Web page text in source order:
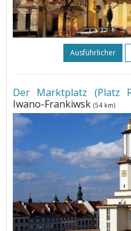
Ausführlicher
Iwano-Frankiwsk (54 km)